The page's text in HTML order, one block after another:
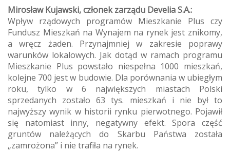
Mirosław Kujawski, członek zarządu Develia S.A.:
Wpływ rządowych programów Mieszkanie Plus czy
Fundusz Mieszkań na Wynajem na rynek jest znikomy,
a wręcz żaden. Przynajmniej w zakresie poprawy
warunków lokalowych. Jak dotąd w ramach programu
Mieszkanie Plus powstało niespełna 1000 mieszkań,
kolejne 700 jest w budowie. Dla porównania w ubiegłym
roku, tylko w 6 największych miastach Polski
sprzedanych zostało 63 tys. mieszkań i nie był to
najwyższy wynik w historii rynku pierwotnego. Pojawił
się natomiast inny, negatywny efekt. Spora część
gruntów należących do Skarbu Państwa została
„zamrożona” i nie trafiła na rynek.